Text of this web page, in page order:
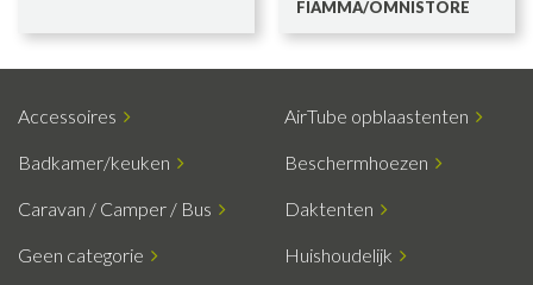
FIAMMA/OMNISTORE
Accessoires AirTube opblaastenten
Badkamer/keuken Beschermhoezen
Caravan / Camper / Bus Daktenten
Geen categorie Huishoudelijk